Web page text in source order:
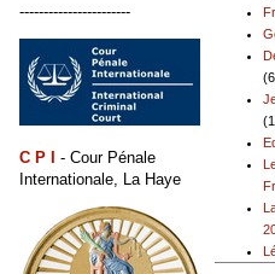
-----------------------
C P I
- Cour Pénale
Internationale, La Haye